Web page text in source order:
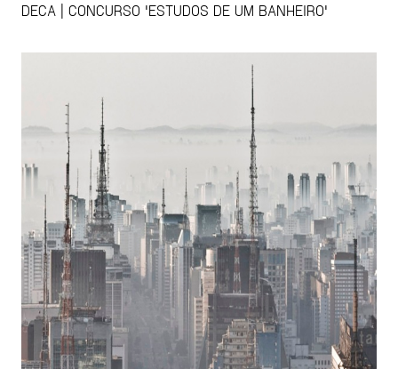
DECA | CONCURSO 'ESTUDOS DE UM BANHEIRO'